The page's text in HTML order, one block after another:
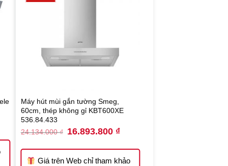
₫.
Máy hút mùi gắn tường Smeg,
60cm, thép không gỉ KBT600XE
536.84.433
24.134.000₫ Original
price
24.134.000 ₫.
16.893.800 ₫Current
16.893.800 ₫.
Giá trên Web chỉ tham khảo